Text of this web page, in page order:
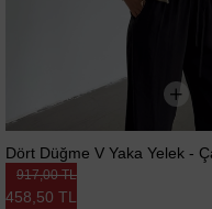
Dört Düğme V Yaka Yelek -
458,50 TL
917,00 TL